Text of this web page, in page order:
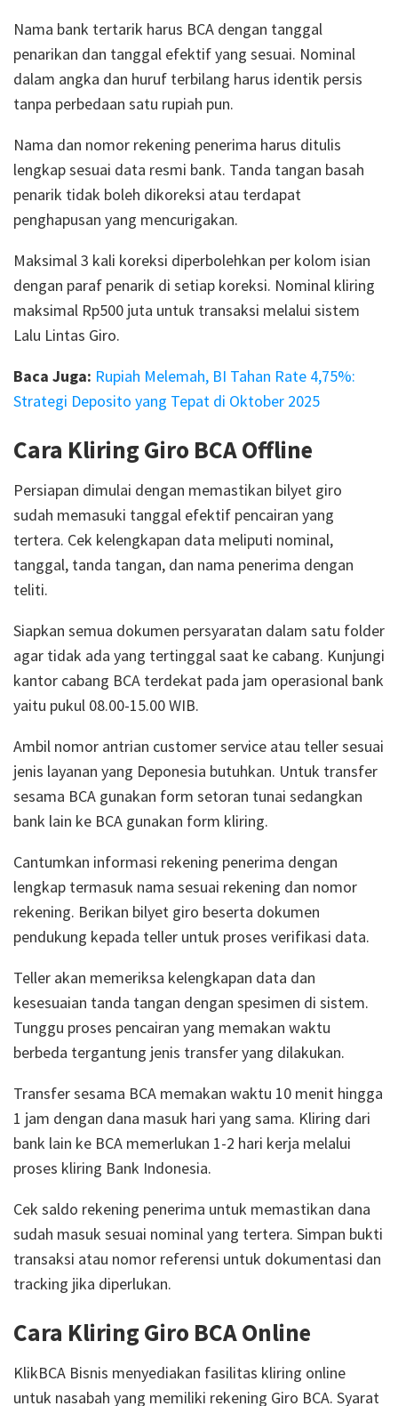
Nama bank tertarik harus BCA dengan tanggal
penarikan dan tanggal efektif yang sesuai. Nominal
dalam angka dan huruf terbilang harus identik persis
tanpa perbedaan satu rupiah pun.
Nama dan nomor rekening penerima harus ditulis
lengkap sesuai data resmi bank. Tanda tangan basah
penarik tidak boleh dikoreksi atau terdapat
penghapusan yang mencurigakan.
Maksimal 3 kali koreksi diperbolehkan per kolom isian
dengan paraf penarik di setiap koreksi. Nominal kliring
maksimal Rp500 juta untuk transaksi melalui sistem
Lalu Lintas Giro.
Baca Juga: Rupiah Melemah, BI Tahan Rate 4,75%:
Strategi Deposito yang Tepat di Oktober 2025
Cara Kliring Giro BCA Offline
Persiapan dimulai dengan memastikan bilyet giro
sudah memasuki tanggal efektif pencairan yang
tertera. Cek kelengkapan data meliputi nominal,
tanggal, tanda tangan, dan nama penerima dengan
teliti.
Siapkan semua dokumen persyaratan dalam satu folder
agar tidak ada yang tertinggal saat ke cabang. Kunjungi
kantor cabang BCA terdekat pada jam operasional bank
yaitu pukul 08.00-15.00 WIB.
Ambil nomor antrian customer service atau teller sesuai
jenis layanan yang Deponesia butuhkan. Untuk transfer
sesama BCA gunakan form setoran tunai sedangkan
bank lain ke BCA gunakan form kliring.
Cantumkan informasi rekening penerima dengan
lengkap termasuk nama sesuai rekening dan nomor
rekening. Berikan bilyet giro beserta dokumen
pendukung kepada teller untuk proses verifikasi data.
Teller akan memeriksa kelengkapan data dan
kesesuaian tanda tangan dengan spesimen di sistem.
Tunggu proses pencairan yang memakan waktu
berbeda tergantung jenis transfer yang dilakukan.
Transfer sesama BCA memakan waktu 10 menit hingga
1 jam dengan dana masuk hari yang sama. Kliring dari
bank lain ke BCA memerlukan 1-2 hari kerja melalui
proses kliring Bank Indonesia.
Cek saldo rekening penerima untuk memastikan dana
sudah masuk sesuai nominal yang tertera. Simpan bukti
transaksi atau nomor referensi untuk dokumentasi dan
tracking jika diperlukan.
Cara Kliring Giro BCA Online
KlikBCA Bisnis menyediakan fasilitas kliring online
untuk nasabah yang memiliki rekening Giro BCA. Syarat